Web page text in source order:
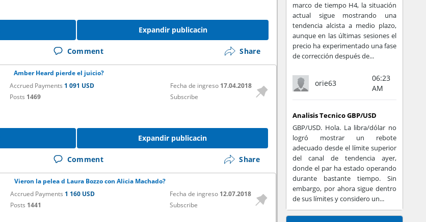
Expandir publicacin
Comment Share
Amber Heard pierde el juicio?
Accrued Payments 1 091 USD
Posts 1469
Fecha de ingreso 17.04.2018
Subscribe
Expandir publicacin
Comment Share
Vieron la pelea d Laura Bozzo con Alicia Machado?
Accrued Payments 1 160 USD
Posts 1441
Fecha de ingreso 12.07.2018
Subscribe
marco de tiempo H4, la situación
actual sigue mostrando una
tendencia alcista a medio plazo,
aunque en las últimas sesiones el
precio ha experimentado una fase
de corrección después de...
orie63
06:23
AM
Analisis Tecnico GBP/USD
GBP/USD. Hola. La libra/dólar no
logró mostrar un rebote
adecuado desde el límite superior
del canal de tendencia ayer,
donde el par ha estado operando
durante bastante tiempo. Sin
embargo, por ahora sigue dentro
de sus límites y considero un...